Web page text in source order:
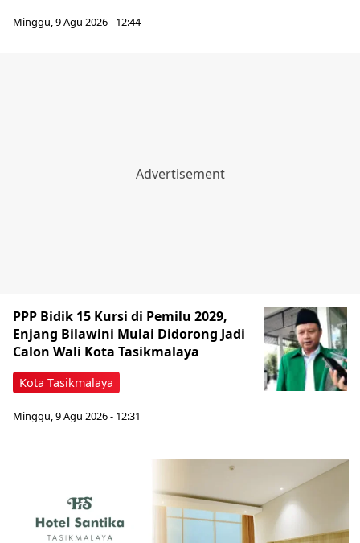
Minggu, 9 Agu 2026 - 12:44
Kota Tasikmalaya
PPP Bidik 15 Kursi di Pemilu 2029,
Enjang Bilawini Mulai Didorong Jadi
Calon Wali Kota Tasikmalaya
Minggu, 9 Agu 2026 - 12:31